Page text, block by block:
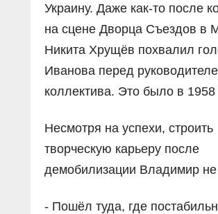
Украину. Даже как-то после
на сцене Дворца Съездов в
Никита Хрущёв похвалил
Иванова перед
коллектива. Это было в 1958
Несмотря на успехи, строить
творческую карьеру после
демобилизации Владимир не
- Пошёл туда, где